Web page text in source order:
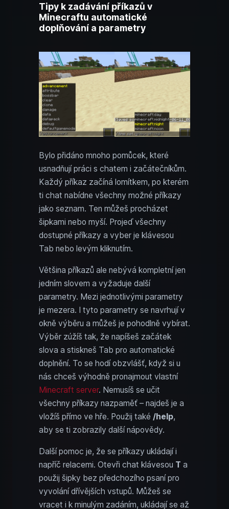
Tipy k zadávání příkazů v
Minecraftu automatické
doplňování a parametry
Bylo přidáno mnoho pomůcek, které
usnadňují práci s chatem i začátečníkům.
Každý příkaz začíná lomítkem, po kterém
ti chat nabídne všechny možné příkazy
jako seznam. Ten můžeš procházet
šipkami nebo myší. Projeď všechny
dostupné příkazy a vyber je klávesou
Tab nebo levým kliknutím.
Většina příkazů ale nebývá kompletní jen
jedním slovem a vyžaduje další
parametry. Mezi jednotlivými parametry
je mezera. I tyto parametry se navrhují v
okně výběru a můžeš je pohodlně vybírat.
Výběr zúžíš tak, že napíšeš začátek
slova a stiskneš Tab pro automatické
doplnění. To se hodí obzvlášť, když si u
nás chceš výhodně pronajmout vlastní
Minecraft server. Nemusíš se učit
všechny příkazy nazpaměť – najdeš je a
vložíš přímo ve hře. Použij také /help,
aby se ti zobrazily další nápovědy.
Další pomoc je, že se příkazy ukládají i
napříč relacemi. Otevři chat klávesou T a
použij šipky bez předchozího psaní pro
vyvolání dřívějších vstupů. Můžeš se
vracet i k minulým zadáním, ukládají se až